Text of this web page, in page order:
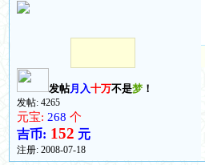
发帖月入十万不是梦 ！
发帖: 4265
元宝: 268个
吉币: 152 元
注册:2008-07-18